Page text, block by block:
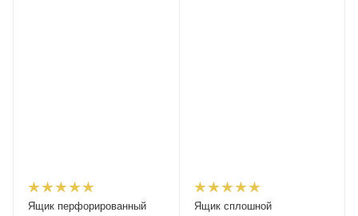
Ящик перфорированный
Ящик сплошной